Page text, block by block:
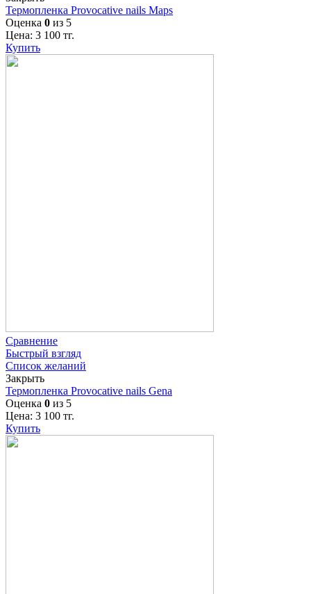
Термопленка Provocative nails Maps
Оценка 0 из 5
Цена: 3 100 тг.
Купить
Сравнение
Быстрый взгляд
Список желаний
Закрыть
Термопленка Provocative nails Gena
Оценка 0 из 5
Цена: 3 100 тг.
Купить